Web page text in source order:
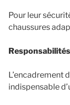
Pour leur
chaussures
L’encadrement
indispensable